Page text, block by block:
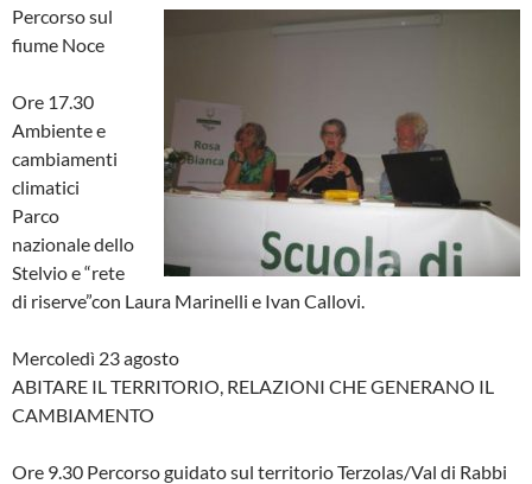
Percorso sul
fiume Noce
Ore 17.30
Ambiente e
cambiamenti
climatici
Parco
nazionale dello
Stelvio e “rete
di riserve”con Laura Marinelli e Ivan Callovi.
Mercoledì 23 agosto
ABITARE IL TERRITORIO, RELAZIONI CHE GENERANO IL
CAMBIAMENTO
Ore 9.30 Percorso guidato sul territorio Terzolas/Val di Rabbi